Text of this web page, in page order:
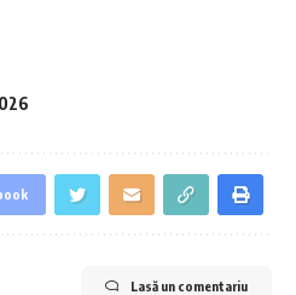
Lasă un comentariu